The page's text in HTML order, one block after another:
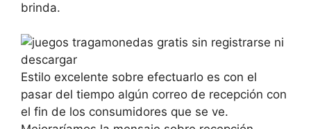
brinda.
Estilo excelente sobre efectuarlo es con el
pasar del tiempo algún correo de recepción con
el fin de los consumidores que se ve.